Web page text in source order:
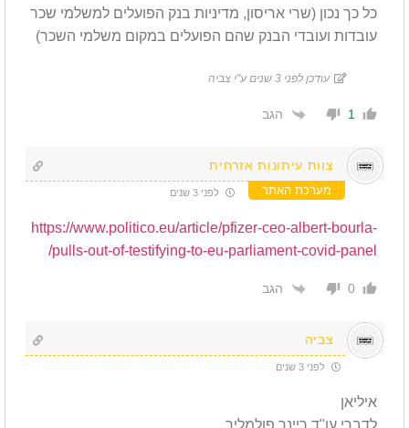
כל כך נכון (שרי אריסון, מדיניות בנק הפועלים למשלמי שכר
עובדות ועובדי הבנק שהם הפועלים במקום משלמי השכר)
עודכן לפני 3 שנים ע"י צביה
1 הגב
צוות עיתונות אזרחית
מערכת האתר לפני 3 שנים
https://www.politico.eu/article/pfizer-ceo-albert-bourla-
pulls-out-of-testifying-to-eu-parliament-covid-panel/
0 הגב
צביה
לפני 3 שנים
איליאן